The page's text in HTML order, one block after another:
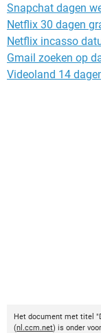
Snapchat dagen
Netflix 30 dagen
Netflix incasso
Gmail zoeken op
Videoland 14
Het document met titel
(nl.ccm.net) is onder